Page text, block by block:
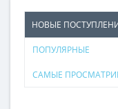
НОВЫЕ
ПОПУЛЯРНЫЕ
САМЫЕ